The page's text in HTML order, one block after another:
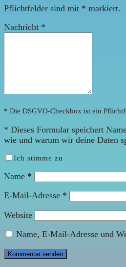
Pflichtfelder sind mit * markiert.
Nachricht *
* Die DSGVO-Checkbox ist ein
* Dieses Formular speichert
wie und warum wir deine Daten
Ich stimme zu
Name *
E-Mail-Adresse *
Website
Name, E-Mail-Adresse und